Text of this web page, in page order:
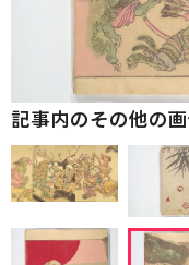
記事内のその他の